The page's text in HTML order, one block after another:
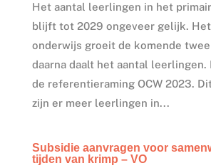
Het aantal leerlingen in het
blijft tot 2029 ongeveer gelijk.
onderwijs groeit de komende twee
daarna daalt het aantal
de referentieraming OCW 2023.
zijn er meer leerlingen in...
Subsidie aanvragen voor
tijden van krimp – VO